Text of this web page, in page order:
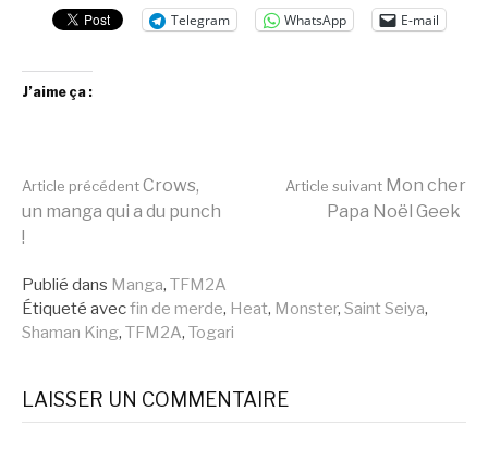
Telegram WhatsApp E-mail
J’aime ça :
Lire
la
suite
Article précédentCrows,
un manga qui a du punch
!
Article suivant Mon cher
Papa Noël Geek
Publié dans Manga, TFM2A
Étiqueté avecfin de merde, Heat, Monster, Saint Seiya,
Shaman King, TFM2A, Togari
LAISSER UN COMMENTAIRE